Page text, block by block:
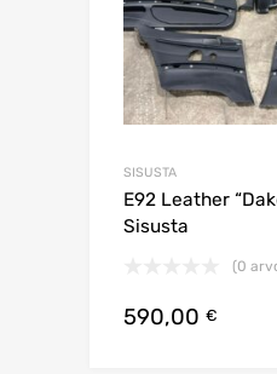
SISUSTA
E92 Leather
Sisusta
(0
590,00 €